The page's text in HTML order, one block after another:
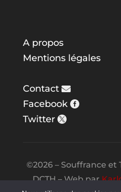
A propos
Mentions légales
Contact
Facebook
Twitter
©2026 – Souffrance et
DCTH – Web par